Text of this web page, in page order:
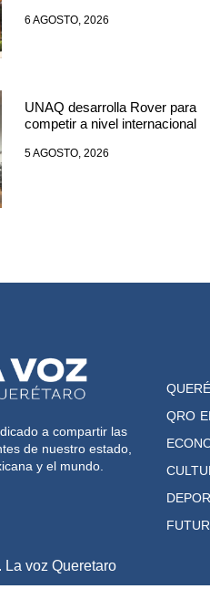
6 AGOSTO, 2026
UNAQ desarrolla Rover para
competir a nivel internacional
5 AGOSTO, 2026
a compartir las
de nuestro estado,
y el mundo.
voz Queretaro
QRO